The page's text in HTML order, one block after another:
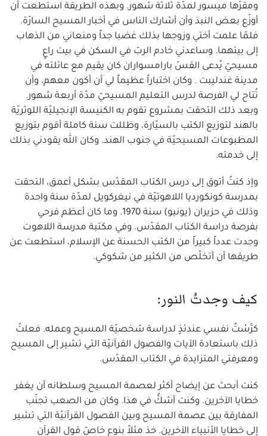
ومقرّها ميسور لمدّة ثلاثة شهور. وبهذه الطريقة استطعت أن
أوزّع بعض النبذ وأن أشارك الناس في أخبار المسيح السارّة.
فلمّا علمت أختي وزوجها بذلك غضبا جداً ومنعاني من الذهاب
إلى بيتهما. وساعدني خادم الربّ في السكن في بيت راعٍ
مسيحيّ يُدعى القسّ بارامسواران كان يقيم مع عائلته في
مدينة غندليبت . وكان اختباراً عظيماً لي أن أكون معهم، وأن
تُتاح لي الفرصة لدرس التعليم المسيحيّ مدّة أربعة شهور.
وبعد ذلك التحقت بمشروع تقوم به الكنيسة الإنجيليّة اللوثريّة
بالهند لتوزيع الكتب بالسيّارة، وظللت سنة كاملة أقوم بتوزيع
المطبوعات المسيحيّة في جنوب الهند. وكان الله يقودني بذلك
إلى خدمته.
وإذ كنتُ أتوق إلى درس الكتاب المقدّس بشكل أعمق، التحقت
بمدرسة كونكورديا اللاهوتيّة في نيغركويل لمدّة سنة واحدة
وذلك في حزيران (يونيو) سنة 1970. وما كان أعظم فرحي
بفرصة دراسة الكتاب المقدّس. وفي مكتبة مدرسة اللاهوت
وجدت عدداً كبيراً من الكتب الحسنة عن الإسلام، استطعت عن
طريقها أن أتخلّص من الكثير من شكوكي.
كيف وجدتُ النور:
كرَّسْتُ نفسي عندئذٍ لدراسة شخصيّة المسيح وعمله. فعلتُ
ذلك باستعادة الآيات والفصول القرآنيّة التي تشير إلى المسيح
ومعرفتي المتزايدة في الكتاب المقدّس.
كنت أبحث عن إيضاح أكثر لعصمة المسيح وسلطانه أن يغفر
خطايا الآخرين. وكنت أشكُّ في هذا. وكان من الصعب تجنّب
المفارقة بين عصمة المسيح وبين الفصول القرآنيّة التي تشير
إلى خطايا الأنبياء الآخرين. خذ مثلاً بنوع خاصّ قول القرآن